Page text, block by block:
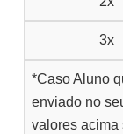
3x
*Caso Aluno
enviado no
valores acima